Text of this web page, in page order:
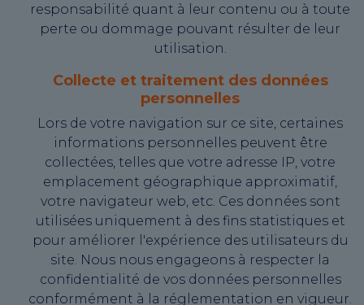
responsabilité quant à leur contenu ou à toute
perte ou dommage pouvant résulter de leur
utilisation.
Collecte et traitement des données
personnelles
Lors de votre navigation sur ce site, certaines
informations personnelles peuvent être
collectées, telles que votre adresse IP, votre
emplacement géographique approximatif,
votre navigateur web, etc. Ces données sont
utilisées uniquement à des fins statistiques et
pour améliorer l'expérience des utilisateurs du
site. Nous nous engageons à respecter la
confidentialité de vos données personnelles
conformément à la réglementation en vigueur.